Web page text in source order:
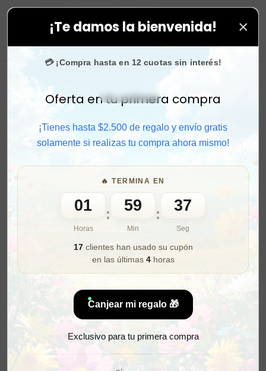
¡Te damos la bienvenida! ×
💳 ¡Compra hasta en 12 cuotas sin interés!
Activar sonido
Oferta en tu primera compra
¡Tienes hasta $2.500 de regalo y envío gratis
solamente si realizas tu compra ahora mismo!
🔥 TERMINA EN
01
Horas
: 59
Min
:
35
Seg
17clientes han usado su cupón
en las últimas 4horas
Canjear mi regalo 🎁
Exclusivo para tu primera compra
⚡ Compra rápido y aprovecha. 💙 +50.000